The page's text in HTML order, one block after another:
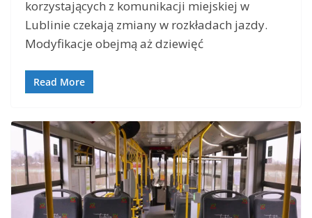
korzystających z komunikacji miejskiej w
Lublinie czekają zmiany w rozkładach jazdy.
Modyfikacje obejmą aż dziewięć
Read More